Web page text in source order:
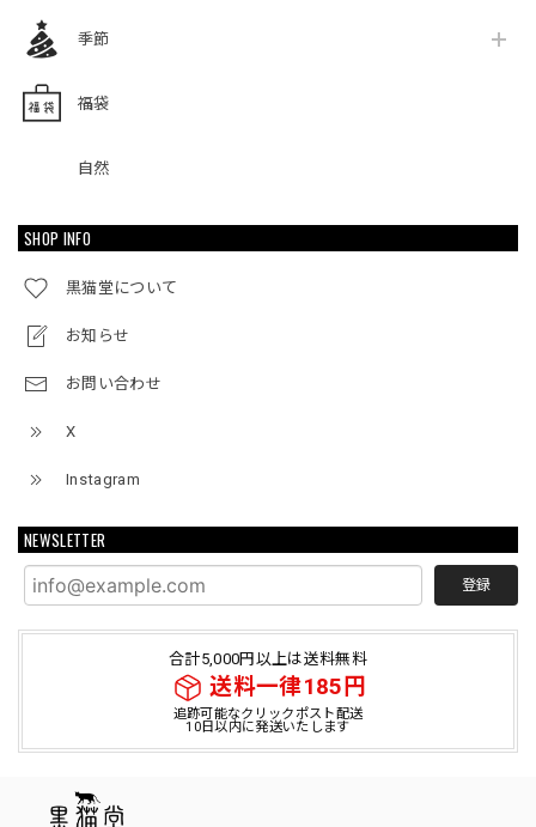
季節
福袋
自然
SHOP INFO
黒猫堂について
お知らせ
お問い合わせ
X
Instagram
NEWSLETTER
登録
合計5,000円以上は送料無料
送料一律185円
追跡可能なクリックポスト配送
10日以内に発送いたします